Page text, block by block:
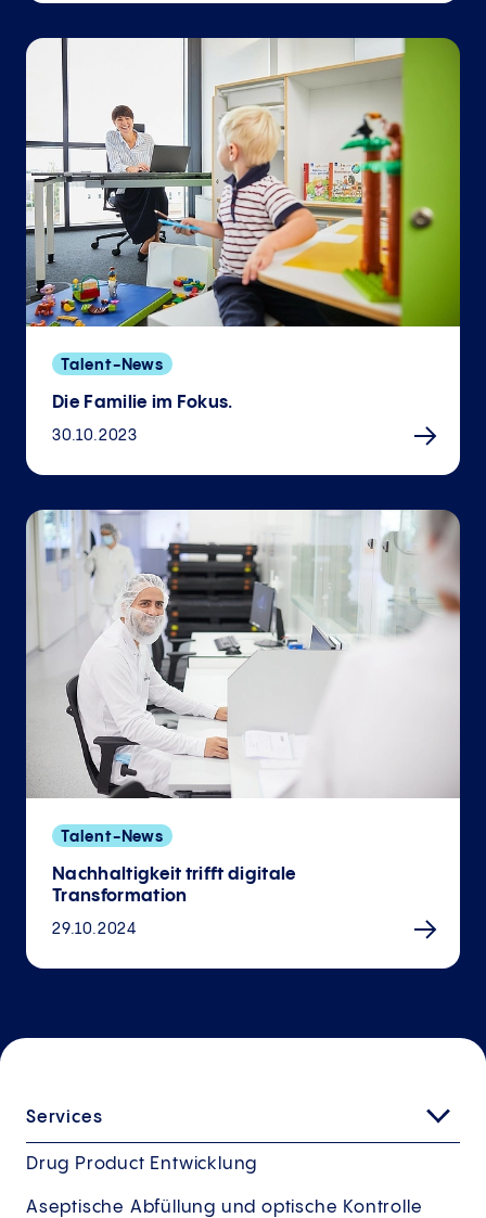
Talent-News
Die Familie im Fokus.
30.10.2023
Talent-News
Nachhaltigkeit trifft digitale
Transformation
29.10.2024
Services
Drug Product Entwicklung
Aseptische Abfüllung und optische Kontrolle